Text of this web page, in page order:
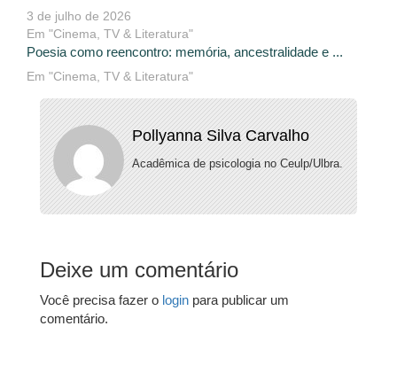
3 de julho de 2026
Em "Cinema, TV & Literatura"
Poesia como reencontro: memória, ancestralidade e ...
Em "Cinema, TV & Literatura"
Pollyanna Silva Carvalho
Acadêmica de psicologia no Ceulp/Ulbra.
Deixe um comentário
Você precisa fazer o login para publicar um
comentário.